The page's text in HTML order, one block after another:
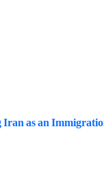
as an